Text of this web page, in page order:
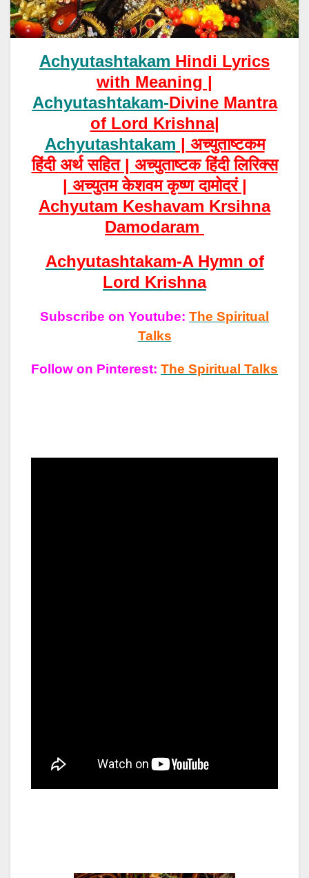
Achyutashtakam Hindi Lyrics
with Meaning |
Achyutashtakam-Divine Mantra
of Lord Krishna|
Achyutashtakam | अच्युताष्टकम
हिंदी अर्थ सहित | अच्युताष्टक हिंदी लिरिक्स
| अच्युतम केशवम कृष्ण दामोदरं |
Achyutam Keshavam Krsihna
Damodaram
Achyutashtakam-A Hymn of
Lord Krishna
Subscribe on Youtube: The Spiritual
Talks
Follow on Pinterest: The Spiritual Talks